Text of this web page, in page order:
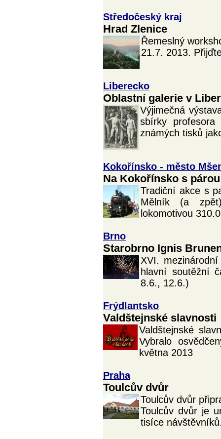
Středočeský kraj
Hrad Zlenice
Řemeslný
21.7. 2013.
Liberecko
Oblastní galerie v
Výjimečná
sbírky profesora
známých tisků
Kokořínsko - město
Na Kokořínsko s párou
Tradiční akce s
Mělník (a
lokomotivou
Brno
Starobrno Ignis
XVI.
hlavní soutěžní
8.6., 12.6.)
Frýdlantsko
Valdštejnské slavnosti
Valdštejnské
Vybralo
května 2013
Praha
Toulcův dvůr
Toulcův dvůr
Toulcův dvůr je
tisíce